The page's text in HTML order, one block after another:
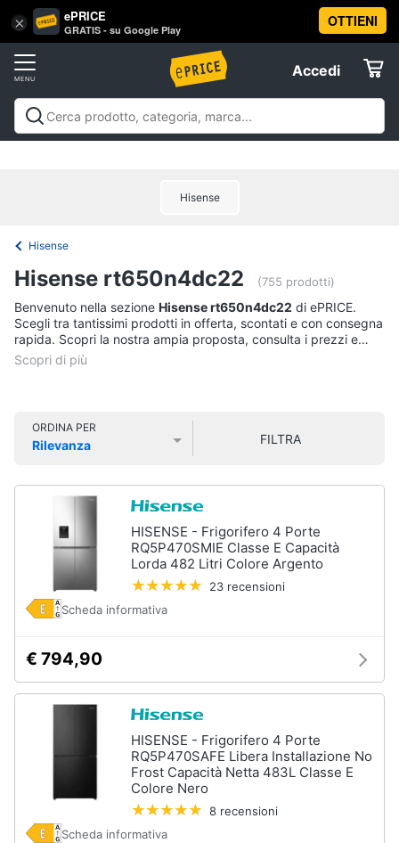
× ePRICE
GRATIS - su Google Play
OTTIENI
Accedi
Accedi
Registrati
Offerte
Tv
e
Home
Cinema
home
Audio
musica
Clima
Arredo
Brico
Salute
igiene
Vai
al
Hisense
Hisense
Hisense rt650n4dc22 (755 prodotti)
Benvenuto nella sezione Hisense rt650n4dc22 di ePRICE.
Scegli tra tantissimi prodotti in offerta, scontati e con consegna
rapida. Scopri la nostra ampia proposta, consulta i prezzi e
acquista comodamente online.
ORDINA PER
Rilevanza
FILTRA
HISENSE - Frigorifero 4 Porte
RQ5P470SMIE Classe E Capacità
Lorda 482 Litri Colore Argento
23 recensioni
Scheda informativa
€ 794,90
HISENSE - Frigorifero 4 Porte
RQ5P470SAFE Libera Installazione No
Frost Capacità Netta 483L Classe E
Colore Nero
8 recensioni
Scheda informativa